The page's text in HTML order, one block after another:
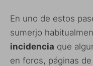
En uno de estos
sumerjo
incidencia que
en foros, páginas